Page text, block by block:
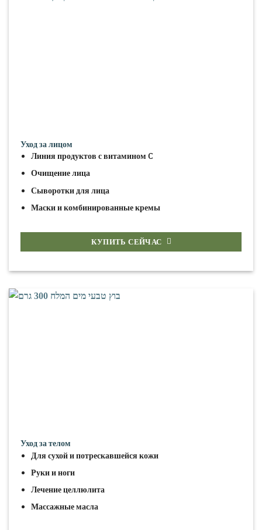
Уход за лицом
Линия продуктов с витамином C
Очищение лица
Сыворотки для лица
Маски и комбинированные кремы
КУПИТЬ СЕЙЧАС
Уход за телом
Для сухой и потрескавшейся кожи
Руки и ноги
Лечение целлюлита
Массажные масла